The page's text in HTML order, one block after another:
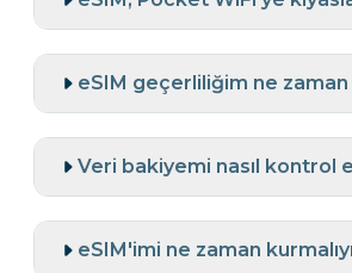
eSIM geçerliliğim ne zaman
Veri bakiyemi nasıl kontrol
eSIM'imi ne zaman